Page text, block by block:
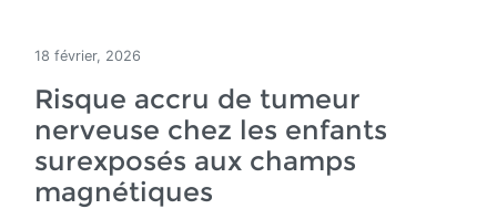
18 février, 2026
Risque accru de tumeur
nerveuse chez les enfants
surexposés aux champs
magnétiques